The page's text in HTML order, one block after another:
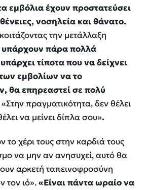
εμβόλια έχουν προστατεύσει
νοσηλεία και θάνατο.
την μετάλλαξη
υπάρχουν πάρα πολλά
τίποτα που να δείχνει
εμβολίων να το
θα επηρεαστεί σε πολύ
«Στην πραγματικότητα, δεν θέλει
να μείνει δίπλα σου».
το χέρι τους στην καρδιά τους
να μην αν ανησυχεί, αυτό θα
αρκετή ταπεινοφροσύνη
τον ιό».«Είναι πάντα ωραίο να